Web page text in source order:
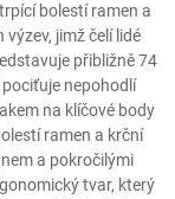
bolestí ramen a
jimž čelí lidé
přibližně 74
nepohodlí
na klíčové body
ramen a krční
a pokročilými
tvar, který